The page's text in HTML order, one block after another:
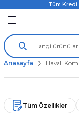
Tüm Kredi
Anasayfa Havalı
Tüm Özellikler